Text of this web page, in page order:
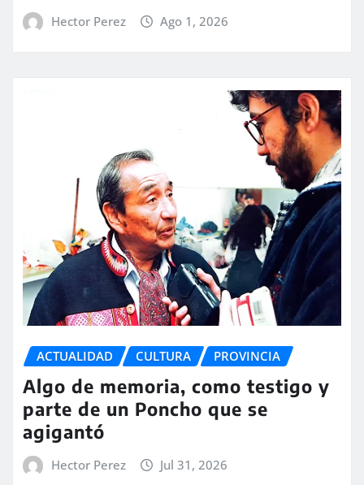
Hector Perez Ago 1, 2026
ACTUALIDAD CULTURA PROVINCIA
Algo de memoria, como testigo y
parte de un Poncho que se
agigantó
Hector Perez Jul 31, 2026